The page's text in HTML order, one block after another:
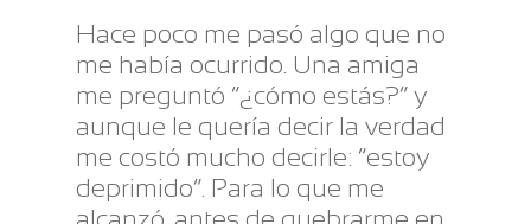
Hace poco me pasó algo que no
me había ocurrido. Una amiga
me preguntó “¿cómo estás?” y
aunque le quería decir la verdad
me costó mucho decirle: “estoy
deprimido”. Para lo que me